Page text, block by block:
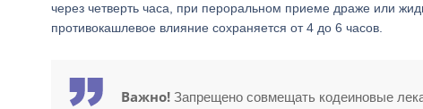
через четверть часа, при пероральном приеме драже или
противокашлевое влияние сохраняется от 4 до 6 часов.
Важно! Запрещено совмещать кодеиновые